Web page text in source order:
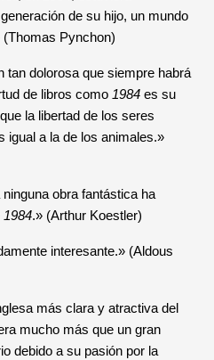
de su hijo, un mundo
(Thomas Pynchon)
tan dolorosa que siempre habrá
de libros como 1984 es su
la libertad de los seres
igual a la de los animales.»
obra fantástica ha
1984.» (Arthur Koestler)
interesante.» (Aldous
más clara y atractiva del
mucho más que un gran
debido a su pasión por la